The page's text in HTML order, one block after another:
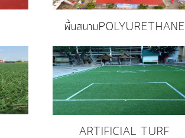
พื้นสนามPOLYURETHANE
ARTIFICIAL TURF